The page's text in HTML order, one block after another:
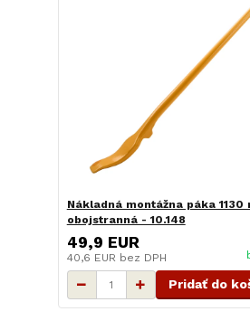
Nákladná montážna páka 1130
obojstranná - 10.148
49,9 EUR
40,6 EUR bez DPH
Pridať do